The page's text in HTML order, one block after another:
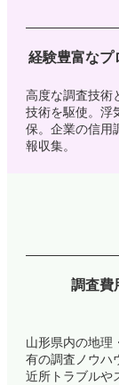
経験豊富なプ
高度な調査技術
技術を駆使。浮
保。企業の信用
報収集。
調査費
山形県内の地理
有の調査ノウハ
近所トラブルや